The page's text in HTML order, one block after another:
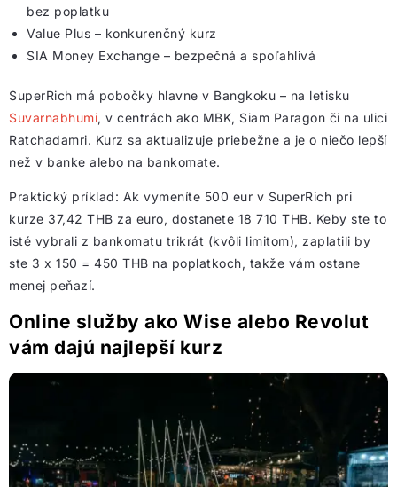
bez poplatku
Value Plus – konkurenčný kurz
SIA Money Exchange – bezpečná a spoľahlivá
SuperRich má pobočky hlavne v Bangkoku – na letisku
Suvarnabhumi, v centrách ako MBK, Siam Paragon či na ulici
Ratchadamri. Kurz sa aktualizuje priebežne a je o niečo lepší
než v banke alebo na bankomate.
Praktický príklad: Ak vymeníte 500 eur v SuperRich pri
kurze 37,42 THB za euro, dostanete 18 710 THB. Keby ste to
isté vybrali z bankomatu trikrát (kvôli limitom), zaplatili by
ste 3 x 150 = 450 THB na poplatkoch, takže vám ostane
menej peňazí.
Online služby ako Wise alebo Revolut
vám dajú najlepší kurz